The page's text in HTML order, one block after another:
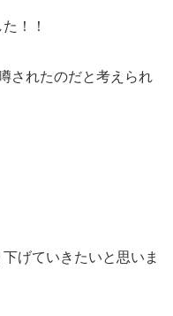
！！
されたのだと考えられ
げていきたいと思いま